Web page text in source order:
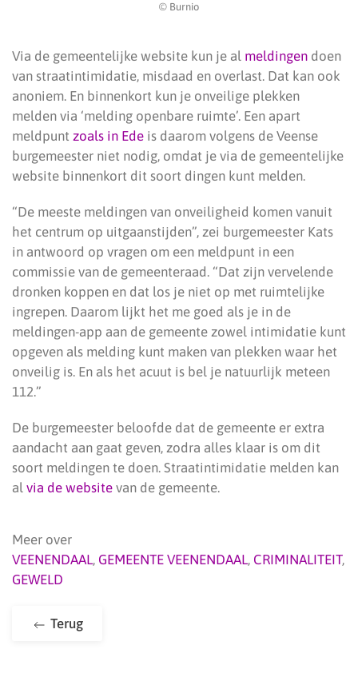
© Burnio
Via de gemeentelijke website kun je al meldingen doen
van straatintimidatie, misdaad en overlast. Dat kan ook
anoniem. En binnenkort kun je onveilige plekken
melden via ‘melding openbare ruimte’. Een apart
meldpunt zoals in Ede is daarom volgens de Veense
burgemeester niet nodig, omdat je via de gemeentelijke
website binnenkort dit soort dingen kunt melden.
“De meeste meldingen van onveiligheid komen vanuit
het centrum op uitgaanstijden”, zei burgemeester Kats
in antwoord op vragen om een meldpunt in een
commissie van de gemeenteraad. “Dat zijn vervelende
dronken koppen en dat los je niet op met ruimtelijke
ingrepen. Daarom lijkt het me goed als je in de
meldingen-app aan de gemeente zowel intimidatie kunt
opgeven als melding kunt maken van plekken waar het
onveilig is. En als het acuut is bel je natuurlijk meteen
112.”
De burgemeester beloofde dat de gemeente er extra
aandacht aan gaat geven, zodra alles klaar is om dit
soort meldingen te doen. Straatintimidatie melden kan
al via de website van de gemeente.
Meer over
VEENENDAAL, GEMEENTE VEENENDAAL, CRIMINALITEIT,
GEWELD
Terug